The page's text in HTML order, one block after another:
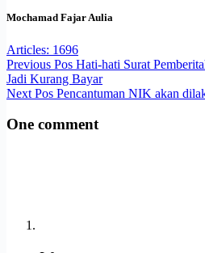
Mochamad Fajar Aulia
Articles: 1696
Previous Pos Hati-hati Surat
Jadi Kurang Bayar
Next Pos Pencantuman NIK akan
One comment